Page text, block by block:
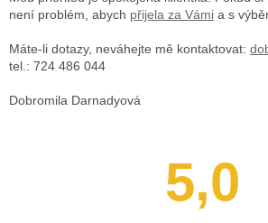
není problém, abych přijela za Vámi a s
Máte-li dotazy, neváhejte mě kontaktovat:
tel.: 724 486 044
Dobromila Darnadyová
5,0